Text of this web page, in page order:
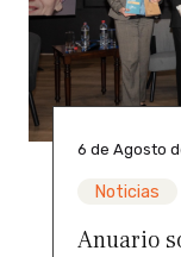
6 de Agosto
Noticias
Anuario